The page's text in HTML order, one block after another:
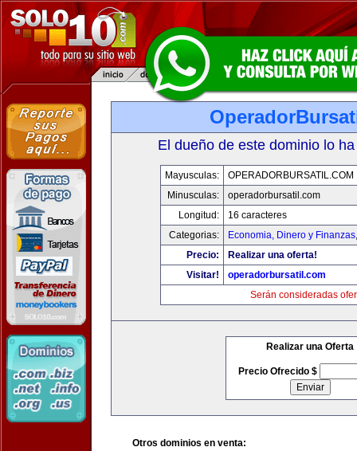
El dueño de este dominio lo
Mayusculas:
OPERADORBURSATIL.COM
Minusculas:
operadorbursatil.com
Longitud:
16 caracteres
Categorias:
Economia, Dinero y Finanzas
Precio:
Realizar una oferta!
Visitar!
operadorbursatil.com
Serán consideradas
Realizar una Oferta
Precio Ofrecido $
Otros dominios en venta: